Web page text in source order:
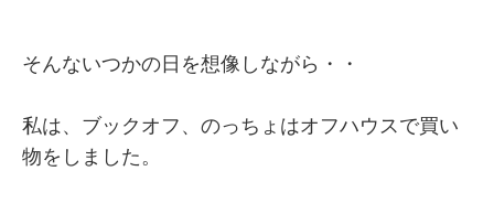
そんないつかの日を想像しながら・・
私は、ブックオフ、のっちょはオフハウスで買い
物をしました。